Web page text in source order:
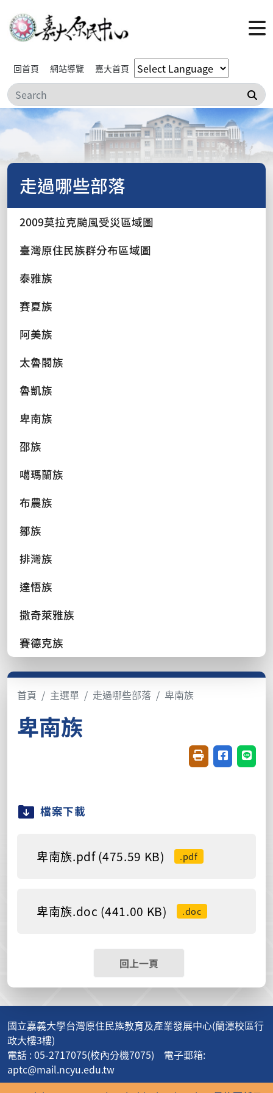
回首頁 網站導覽 嘉大首頁
搜
走過哪些部落
2009莫拉克颱風受災區域圖
臺灣原住民族群分布區域圖
泰雅族
賽夏族
阿美族
太魯閣族
魯凱族
卑南族
邵族
噶瑪蘭族
布農族
鄒族
排灣族
達悟族
撒奇萊雅族
賽德克族
首頁 主選單 走過哪些部落 卑南族
卑南族
友善列印(開新視
分享至臉書
分享
檔案下載
卑南族.pdf (475.59 KB) .pdf
卑南族.doc (441.00 KB) .doc
回上一頁
國立嘉義大學台灣原住民族教育及產業發展中心(蘭潭校區行
政大樓3樓)
電話 : 05-2717075(校內分機7075) 電子郵箱:
aptc@mail.ncyu.edu.tw